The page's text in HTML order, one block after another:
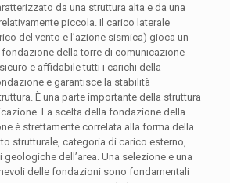
da una struttura alta e da una
piccola. Il carico laterale
del vento e l’azione sismica) gioca un
della torre di comunicazione
e affidabile tutti i carichi della
e garantisce la stabilità
È una parte importante della struttura
La scelta della fondazione della
è strettamente correlata alla forma della
strutturale, categoria di carico esterno,
dell’area. Una selezione e una
delle fondazioni sono fondamentali